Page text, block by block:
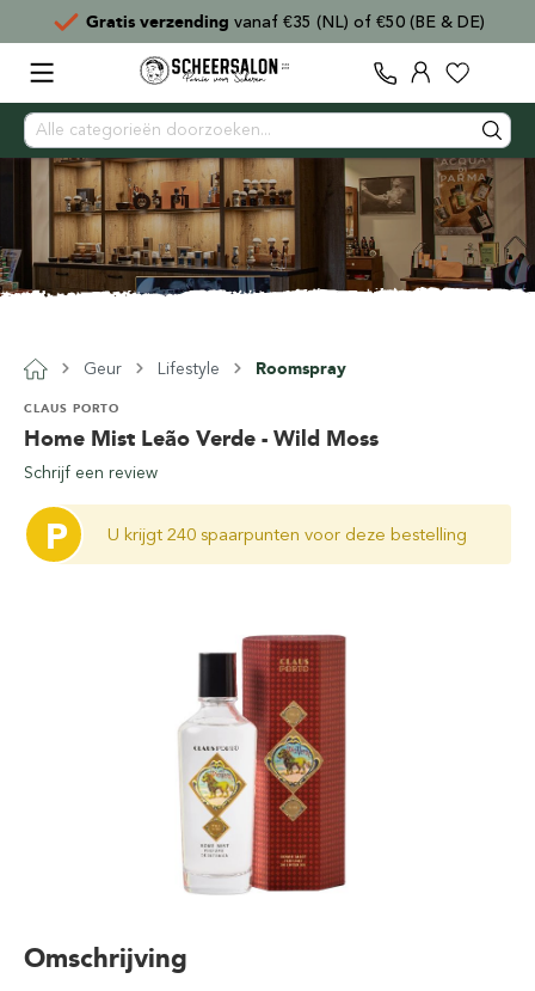
Gratis verzending vanaf €35 (NL) of €50 (BE & DE)
Geur Lifestyle Roomspray
Home Mist Leão Verde - Wild Moss
CLAUS PORTO
Schrijf een review
P U krijgt 240 spaarpunten voor deze bestelling
Omschrijving